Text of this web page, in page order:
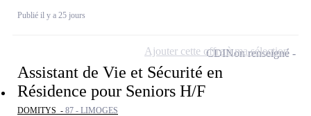
Publié il y a 25 jours
Assistant de Vie et Sécurité en
Résidence pour Seniors H/F
DOMITYS - 87 - LIMOGES
CDINon renseigné
Ajouter cette offre à ma sélection